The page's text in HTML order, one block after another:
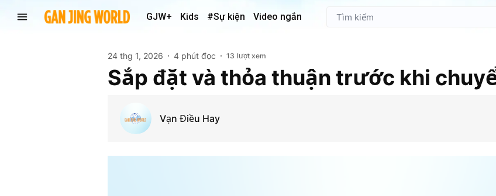
GJW+ Kids #Sự kiện Video ngắn
24 thg 1, 2026 4 phút đọc 13 lượt xem
Sắp đặt và thỏa thuận trước khi
Vạn Điều Hay